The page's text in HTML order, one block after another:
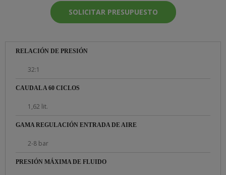
SOLICITAR PRESUPUESTO
RELACIÓN DE PRESIÓN
32:1
CAUDAL A 60 CICLOS
1,62 lit.
GAMA REGULACIÓN ENTRADA DE AIRE
2-8 bar
PRESIÓN MÁXIMA DE FLUIDO